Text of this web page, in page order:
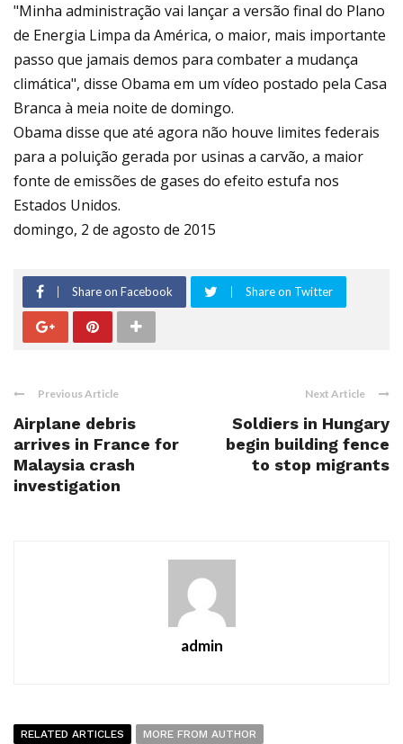
"Minha administração vai lançar a versão final do Plano
de Energia Limpa da América, o maior, mais importante
passo que jamais demos para combater a mudança
climática", disse Obama em um vídeo postado pela Casa
Branca à meia noite de domingo.
Obama disse que até agora não houve limites federais
para a poluição gerada por usinas a carvão, a maior
fonte de emissões de gases do efeito estufa nos
Estados Unidos.
domingo, 2 de agosto de 2015
Share on Facebook Share on Twitter
Previous Article
Airplane debris
arrives in France for
Malaysia crash
investigation
Next Article
Soldiers in Hungary
begin building fence
to stop migrants
admin
RELATED ARTICLES MORE FROM AUTHOR